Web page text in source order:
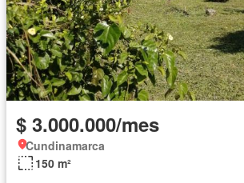
$ 3.000.000/mes
Cundinamarca
150 m²